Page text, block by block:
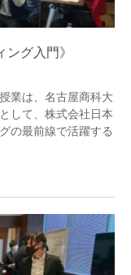
グ入門》
業は、名古屋商科大
して、株式会社日本
の最前線で活躍する